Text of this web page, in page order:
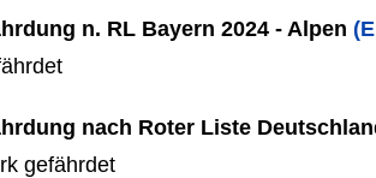
n. RL Bayern 2024 - Alpen
nach Roter Liste
gefährdet